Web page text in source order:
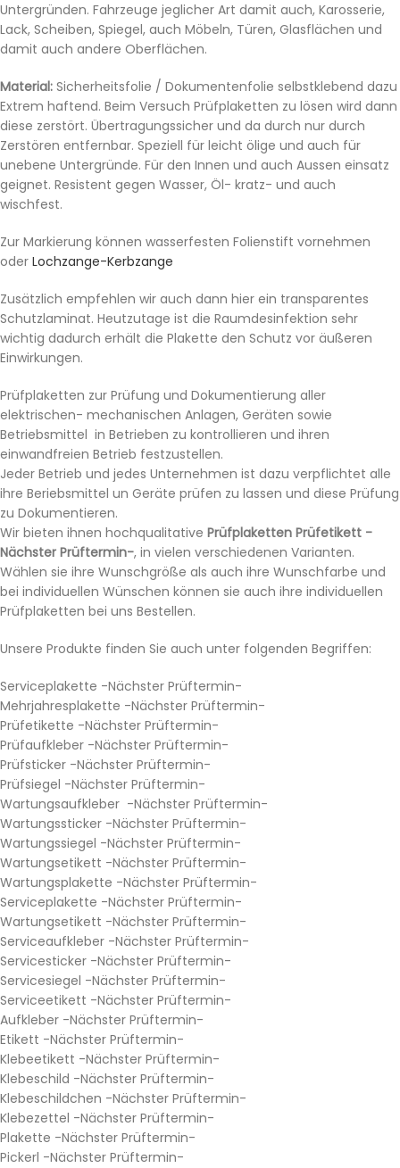
Untergründen. Fahrzeuge jeglicher Art damit auch, Karosserie,
Lack, Scheiben, Spiegel, auch Möbeln, Türen, Glasflächen und
damit auch andere Oberflächen.
Material: Sicherheitsfolie / Dokumentenfolie selbstklebend dazu
Extrem haftend. Beim Versuch Prüfplaketten zu lösen wird dann
diese zerstört. Übertragungssicher und da durch nur durch
Zerstören entfernbar. Speziell für leicht ölige und auch für
unebene Untergründe. Für den Innen und auch Aussen einsatz
geignet. Resistent gegen Wasser, Öl- kratz- und auch
wischfest.
Zur Markierung können wasserfesten Folienstift vornehmen
oder Lochzange-Kerbzange
Zusätzlich empfehlen wir auch dann hier ein transparentes
Schutzlaminat. Heutzutage ist die Raumdesinfektion sehr
wichtig dadurch erhält die Plakette den Schutz vor äußeren
Einwirkungen.
Prüfplaketten zur Prüfung und Dokumentierung aller
elektrischen- mechanischen Anlagen, Geräten sowie
Betriebsmittel in Betrieben zu kontrollieren und ihren
einwandfreien Betrieb festzustellen.
Jeder Betrieb und jedes Unternehmen ist dazu verpflichtet alle
ihre Beriebsmittel un Geräte prüfen zu lassen und diese Prüfung
zu Dokumentieren.
Wir bieten ihnen hochqualitative Prüfplaketten Prüfetikett -
Nächster Prüftermin-, in vielen verschiedenen Varianten.
Wählen sie ihre Wunschgröße als auch ihre Wunschfarbe und
bei individuellen Wünschen können sie auch ihre individuellen
Prüfplaketten bei uns Bestellen.
Unsere Produkte finden Sie auch unter folgenden Begriffen:
Serviceplakette -Nächster Prüftermin-
Mehrjahresplakette -Nächster Prüftermin-
Prüfetikette -Nächster Prüftermin-
Prüfaufkleber -Nächster Prüftermin-
Prüfsticker -Nächster Prüftermin-
Prüfsiegel -Nächster Prüftermin-
Wartungsaufkleber -Nächster Prüftermin-
Wartungssticker -Nächster Prüftermin-
Wartungssiegel -Nächster Prüftermin-
Wartungsetikett -Nächster Prüftermin-
Wartungsplakette -Nächster Prüftermin-
Serviceplakette -Nächster Prüftermin-
Wartungsetikett -Nächster Prüftermin-
Serviceaufkleber -Nächster Prüftermin-
Servicesticker -Nächster Prüftermin-
Servicesiegel -Nächster Prüftermin-
Serviceetikett -Nächster Prüftermin-
Aufkleber -Nächster Prüftermin-
Etikett -Nächster Prüftermin-
Klebeetikett -Nächster Prüftermin-
Klebeschild -Nächster Prüftermin-
Klebeschildchen -Nächster Prüftermin-
Klebezettel -Nächster Prüftermin-
Plakette -Nächster Prüftermin-
Pickerl -Nächster Prüftermin-